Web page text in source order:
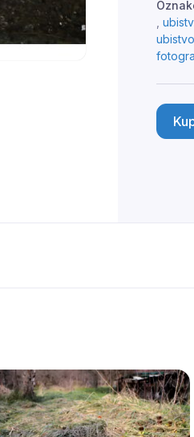
,